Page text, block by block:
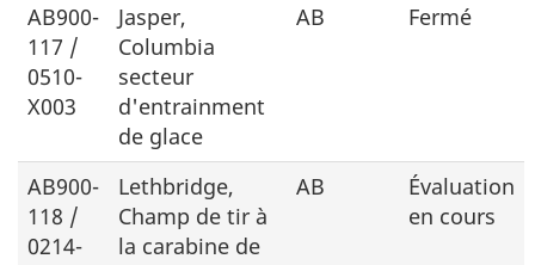
AB900-
117 /
0510-
X003
Jasper,
Columbia
secteur
d'entrainment
de glace
AB Fermé
AB900-
118 /
0214-
Lethbridge,
Champ de tir à
la carabine de
AB
Évaluation
en cours